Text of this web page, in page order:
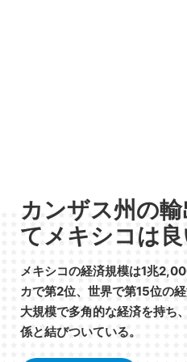
カンザス州の
てメキシコは
メキシコの経済規模は1兆
カで第2位、世界で第15位の
大規模で多角的な経済を持ち
係と結びついている。